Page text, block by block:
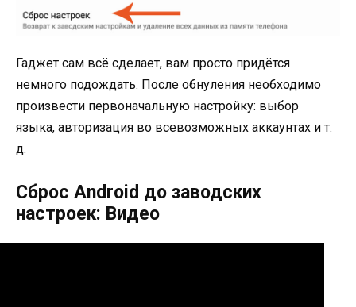
Гаджет сам всё сделает, вам просто придётся
немного подождать. После обнуления необходимо
произвести первоначальную настройку: выбор
языка, авторизация во всевозможных аккаунтах и т.
д.
Cброс Android до заводских
настроек: Видео